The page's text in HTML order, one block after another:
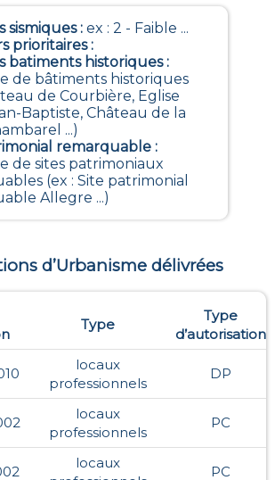
sismiques: ex : 2 - Faible ...
prioritaires:
batiments historiques:
de bâtiments historiques
de Courbière, Eglise
Baptiste, Château de la
...)
remarquable:
de sites patrimoniaux
(ex : Site patrimonial
Allegre ...)
d’Urbanisme délivrées
Type
Type
d’autorisation
locaux
professionnels
DP
locaux
professionnels
PC
locaux
PC